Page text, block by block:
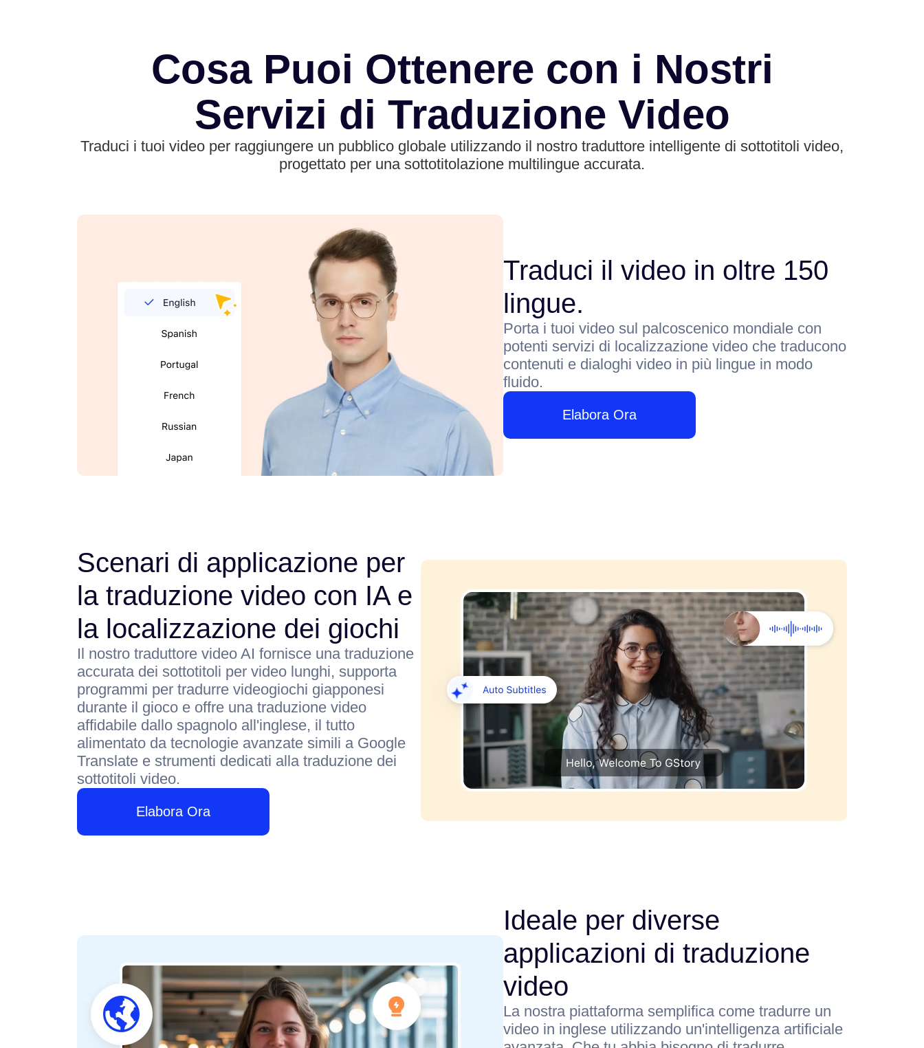
Cosa Puoi Ottenere con i Nostri
Servizi di Traduzione Video
Traduci i tuoi video per raggiungere un pubblico globale utilizzando il nostro traduttore intelligente di sottotitoli video,
progettato per una sottotitolazione multilingue accurata.
Traduci il video in oltre 150
lingue.
Porta i tuoi video sul palcoscenico mondiale con
potenti servizi di localizzazione video che traducono
contenuti e dialoghi video in più lingue in modo
fluido.
Elabora Ora
Scenari di applicazione per
la traduzione video con IA e
la localizzazione dei giochi
Il nostro traduttore video AI fornisce una traduzione
accurata dei sottotitoli per video lunghi, supporta
programmi per tradurre videogiochi giapponesi
durante il gioco e offre una traduzione video
affidabile dallo spagnolo all'inglese, il tutto
alimentato da tecnologie avanzate simili a Google
Translate e strumenti dedicati alla traduzione dei
sottotitoli video.
Elabora Ora
Ideale per diverse
applicazioni di traduzione
video
La nostra piattaforma semplifica come tradurre un
video in inglese utilizzando un'intelligenza artificiale